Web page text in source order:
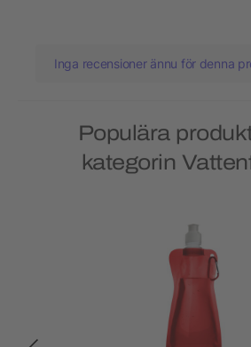
Inga recensioner ännu för denna
Populära
kategorin